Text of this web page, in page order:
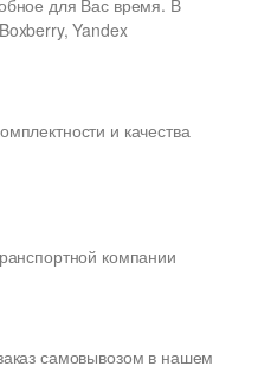
для Вас время. В
Yandex
и качества
компании
самовывозом в нашем